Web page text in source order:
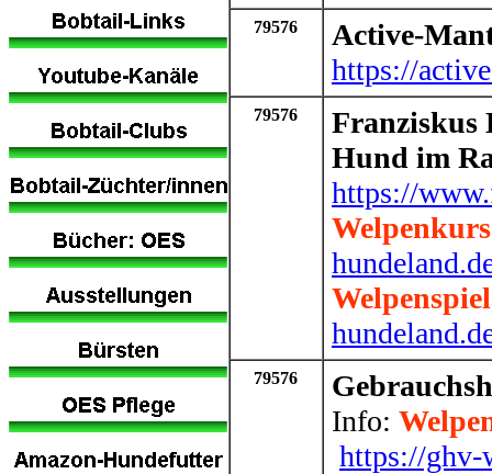
79576
Active-
https://
79576
Franziskus
Hund im
https://
79576
Info:
https://ghv-